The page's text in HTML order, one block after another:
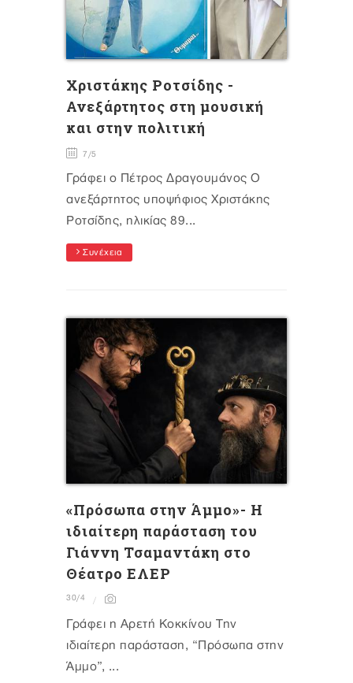
Χριστάκης Ροτσίδης -
Ανεξάρτητος στη μουσική
και στην πολιτική
7/5
Γράφει ο Πέτρος Δραγουμάνος Ο
ανεξάρτητος υποψήφιος Χριστάκης
Ροτσίδης, ηλικίας 89...
Συνέχεια
«Πρόσωπα στην Άμμο»- Η
ιδιαίτερη παράσταση του
Γιάννη Τσαμαντάκη στο
Θέατρο ΕΛΕΡ
30/4
Γράφει η Αρετή Κοκκίνου Την
ιδιαίτερη παράσταση, “Πρόσωπα στην
Άμμο”, ...